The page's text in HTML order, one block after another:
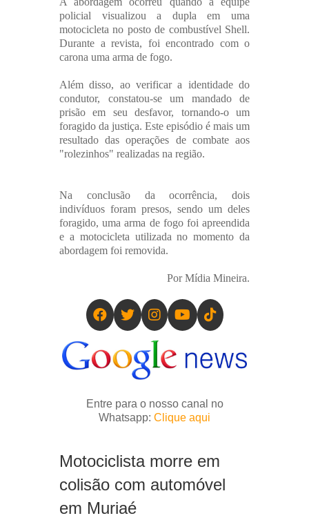
policial visualizou a dupla em uma
motocicleta no posto de combustível Shell.
Durante a revista, foi encontrado com o
carona uma arma de fogo.
Além disso, ao verificar a identidade do
condutor, constatou-se um mandado de
prisão em seu desfavor, tornando-o um
foragido da justiça. Este episódio é mais um
resultado das operações de combate aos
"rolezinhos" realizadas na região.
Na conclusão da ocorrência, dois
indivíduos foram presos, sendo um deles
foragido, uma arma de fogo foi apreendida
e a motocicleta utilizada no momento da
abordagem foi removida.
Por Mídia Mineira.
Entre para o nosso canal no
Whatsapp: Clique aqui
Motociclista morre em
colisão com automóvel
em Muriaé